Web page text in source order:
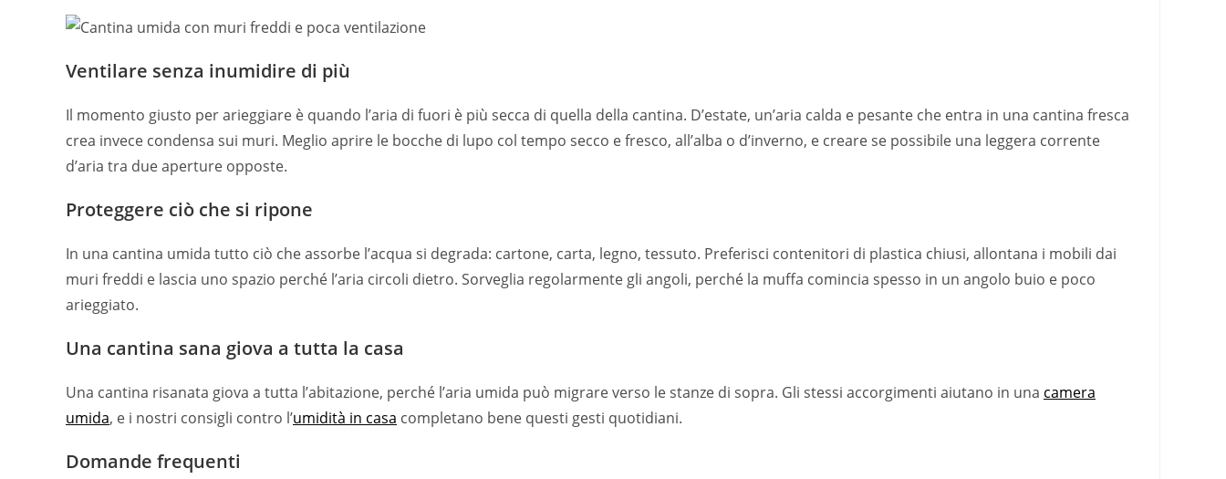
Ventilare senza inumidire di più
Il momento giusto per arieggiare è quando l’aria di fuori è più secca di quella della cantina. D’estate, un’aria calda e pesante che entra in una cantina fresca
crea invece condensa sui muri. Meglio aprire le bocche di lupo col tempo secco e fresco, all’alba o d’inverno, e creare se possibile una leggera corrente
d’aria tra due aperture opposte.
Proteggere ciò che si ripone
In una cantina umida tutto ciò che assorbe l’acqua si degrada: cartone, carta, legno, tessuto. Preferisci contenitori di plastica chiusi, allontana i mobili dai
muri freddi e lascia uno spazio perché l’aria circoli dietro. Sorveglia regolarmente gli angoli, perché la muffa comincia spesso in un angolo buio e poco
arieggiato.
Una cantina sana giova a tutta la casa
Una cantina risanata giova a tutta l’abitazione, perché l’aria umida può migrare verso le stanze di sopra. Gli stessi accorgimenti aiutano in una camera
umida, e i nostri consigli contro l’umidità in casa completano bene questi gesti quotidiani.
Domande frequenti